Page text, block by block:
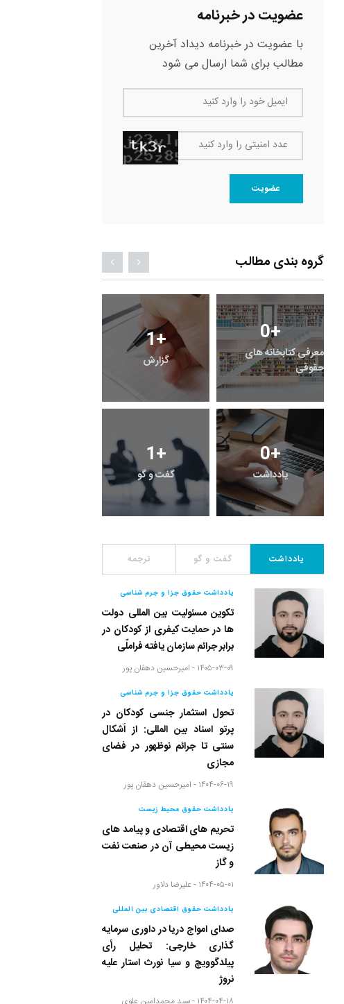
عضویت در خبرنامه
با عضویت در خبرنامه دیداد آخرین
مطالب برای شما ارسال می شود
ایمیل خود را وارد کنید
عدد امنیتی را وارد کنید
عضویت
گروه بندی مطالب
1+
گزارش
0+
معرفی کتابخانه های
حقوقی
1+
گفت و گو
0+
یادداشت
یادداشت گفت و گو ترجمه
یادداشت حقوق جزا و جرم شناسی
تکوین مسئولیت بین المللی دولت
ها در حمایت کیفری از کودکان در
برابر جرائم سازمان یافته فراملّی
۱۴۰۵-۰۳-۰۹ - امیرحسین دهقان پور
یادداشت حقوق جزا و جرم شناسی
تحول استثمار جنسی کودکان در
پرتو اسناد بین المللی: از اَشکال
سنتی تا جرائم نوظهور در فضای
مجازی
۱۴۰۴-۰۶-۱۹ - امیرحسین دهقان پور
یادداشت حقوق محیط زیست
تحریم های اقتصادی و پیامد های
زیست محیطی آن در صنعت نفت
و گاز
۱۴۰۴-۰۵-۰۱ - علیرضا دلاور
یادداشت حقوق اقتصادی بین المللی
صدای امواج دریا در داوری سرمایه
گذاری خارجی: تحلیل رأی
پیلدگوویچ و سیا نورث استار علیه
نروژ